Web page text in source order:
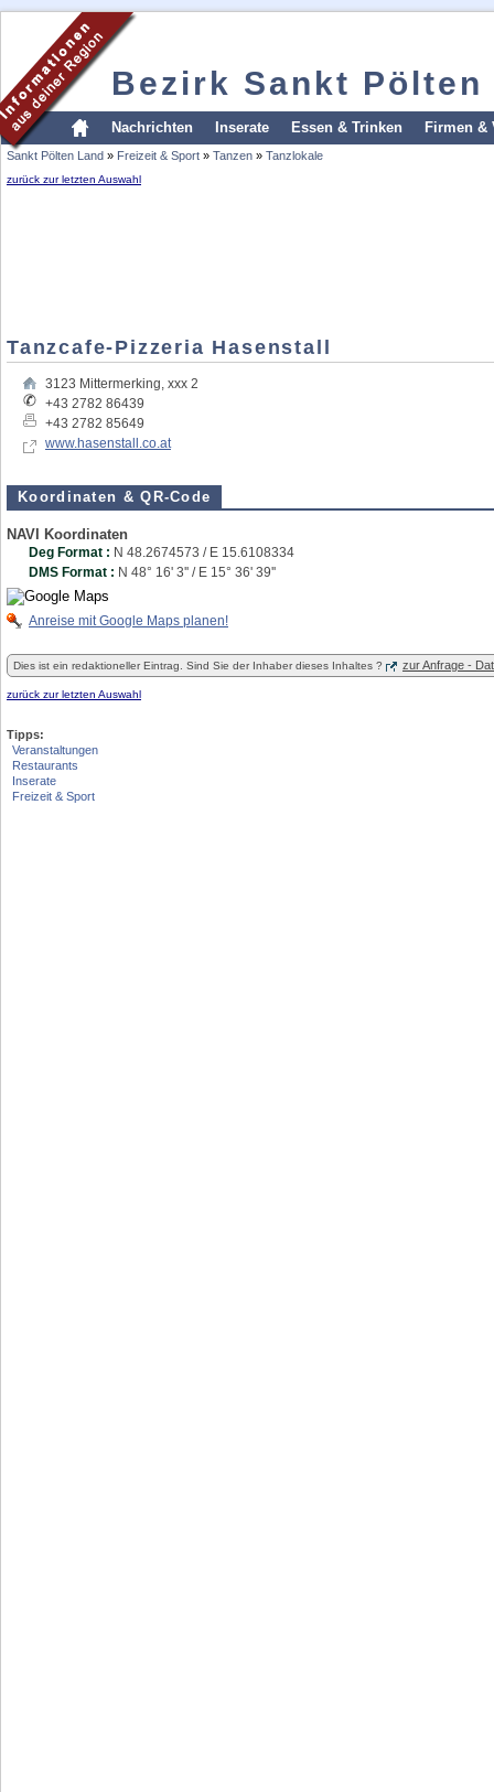
Bezirk Sankt Pölten
Nachrichten Inserate Essen & Trinken Firmen &
Sankt Pölten Land » Freizeit & Sport » Tanzen » Tanzlokale
zurück zur letzten Auswahl
Tanzcafe-Pizzeria Hasenstall
3123 Mittermerking, xxx 2
+43 2782 86439
+43 2782 85649
www.hasenstall.co.at
Koordinaten & QR-Code
NAVI Koordinaten
Deg Format : N 48.2674573 / E 15.6108334
DMS Format : N 48° 16' 3'' / E 15° 36' 39''
Anreise mit Google Maps planen!
Dies ist ein redaktioneller Eintrag. Sind Sie der Inhaber dieses Inhaltes ? zur Anfrage -
zurück zur letzten Auswahl
Tipps:
Veranstaltungen
Restaurants
Inserate
Freizeit & Sport